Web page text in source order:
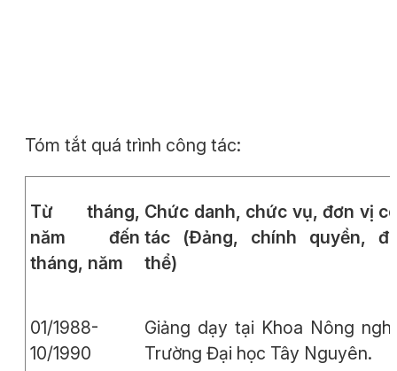
Tóm tắt quá trình công tác:
Từ tháng,
năm đến
tháng, năm
Chức danh, chức vụ, đơn vị
tác (Đảng, chính quyền,
thể)
01/1988-
10/1990
Giảng dạy tại Khoa Nông
Trường Đại học Tây Nguyên.